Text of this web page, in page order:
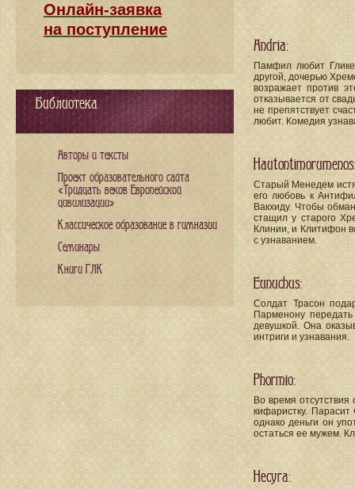
Andria:
Памфил любит
другой, дочерью
возражает против
отказывается от
не препятствует
любит. Комедия
Hautontimorumenos:
Старый Менедем
его любовь к
Вакхиду. Чтобы
стащил у старого
Клинии, и Клитифон
с узнаванием.
Eunuchus:
Солдат Трасон
Парменону
девушкой. Она
интриги и узнавания.
Phormio:
Во время
кифаристку.
однако деньги он
остаться ее мужем.
Hecyra:
Онлайн-заявка
на поступление
Библиотека
Авторы и тексты
Проект образовательного сайта
«Тридцать веков Европейской
цивилизации»
Классическое образование в гимназии
Семинары
Книги ГЛК